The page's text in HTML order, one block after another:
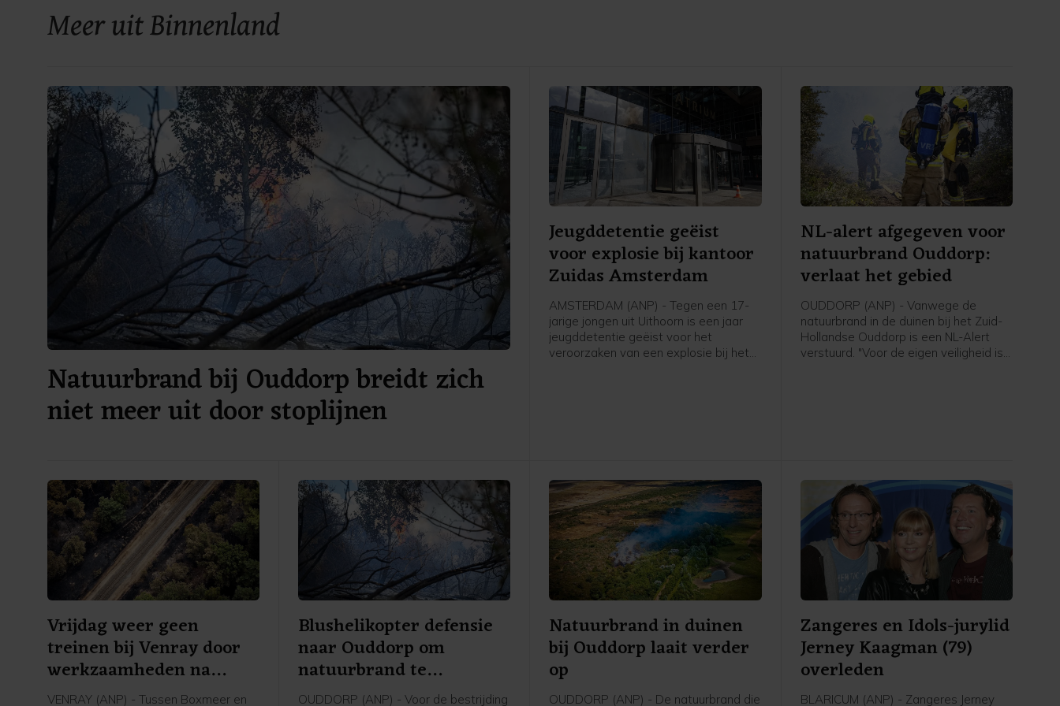
Meer uit Binnenland
Natuurbrand bij Ouddorp breidt zich
niet meer uit door stoplijnen
Jeugddetentie geëist
voor explosie bij kantoor
Zuidas Amsterdam
AMSTERDAM (ANP) - Tegen een 17-
jarige jongen uit Uithoorn is een jaar
jeugddetentie geëist voor het
veroorzaken van een explosie bij het
NL-alert afgegeven voor
natuurbrand Ouddorp:
verlaat het gebied
OUDDORP (ANP) - Vanwege de
natuurbrand in de duinen bij het Zuid-
Hollandse Ouddorp is een NL-Alert
verstuurd. "Voor de eigen veiligheid is
Vrijdag weer geen
treinen bij Venray door
werkzaamheden na
brand
VENRAY (ANP) - Tussen Boxmeer en
Blushelikopter defensie
naar Ouddorp om
natuurbrand te
bestrijden
OUDDORP (ANP) - Voor de bestrijding
Natuurbrand in duinen
bij Ouddorp laait verder
op
OUDDORP (ANP) - De natuurbrand die
Zangeres en Idols-jurylid
Jerney Kaagman (79)
overleden
BLARICUM (ANP) - Zangeres Jerney